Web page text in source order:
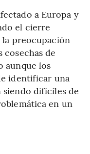
a Europa y
el cierre
preocupación
de
aunque los
identificar una
siendo difíciles de
en un